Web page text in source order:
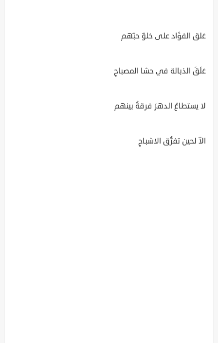
عَلق الفؤَاد على خلوّ حبّهم
عَلَقَ الذبالة في حشا المصباحِ
لا يستطاعُ الدهرَ فرقةُ بينهم
الاَّ لحين تفرُّق الاشباحِ